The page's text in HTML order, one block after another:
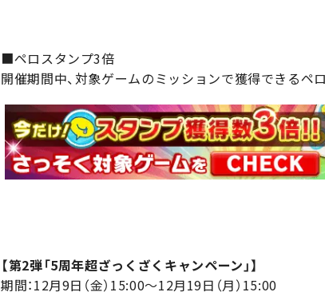
■ペロスタンプ3倍
開催期間中、対象ゲームのミッションで獲得できるペ
【第2弾「5周年超ざっくざくキャンペーン」】
期間：12月9日（金）15:00～12月19日（月）15:00